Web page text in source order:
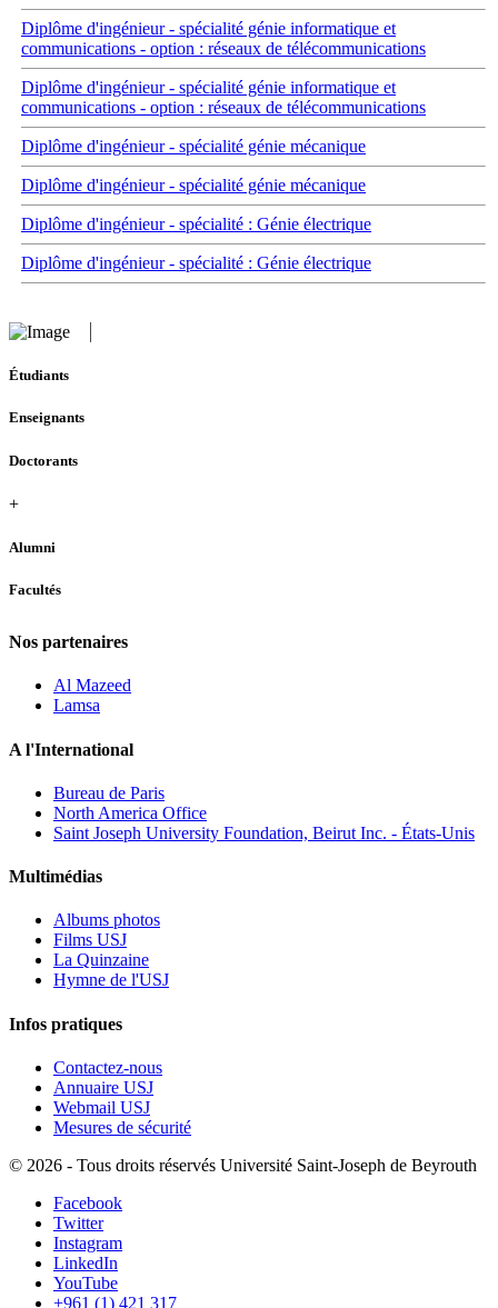
Diplôme d'ingénieur - spécialité génie informatique et
communications - option : réseaux de télécommunications
Diplôme d'ingénieur - spécialité génie informatique et
communications - option : réseaux de télécommunications
Diplôme d'ingénieur - spécialité génie mécanique
Diplôme d'ingénieur - spécialité génie mécanique
Diplôme d'ingénieur - spécialité : Génie électrique
Diplôme d'ingénieur - spécialité : Génie électrique
Étudiants
Enseignants
Doctorants
+
Alumni
Facultés
Nos partenaires
Al Mazeed
Lamsa
A l'International
Bureau de Paris
North America Office
Saint Joseph University Foundation, Beirut Inc. - États-Unis
Multimédias
Albums photos
Films USJ
La Quinzaine
Hymne de l'USJ
Infos pratiques
Contactez-nous
Annuaire USJ
Webmail USJ
Mesures de sécurité
© 2026 - Tous droits réservés Université Saint-Joseph de Beyrouth
Facebook
Twitter
Instagram
LinkedIn
YouTube
+961 (1) 421 317